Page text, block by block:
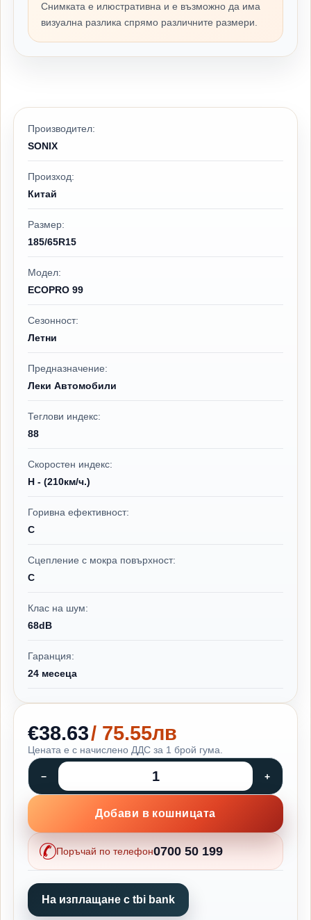
Снимката е илюстративна и е възможно да има
визуална разлика спрямо различните размери.
Производител:
SONIX
Произход:
Китай
Размер:
185/65R15
Модел:
ECOPRO 99
Сезонност:
Летни
Предназначение:
Леки Автомобили
Теглови индекс:
88
Скоростен индекс:
H - (210км/ч.)
Горивна ефективност:
C
Сцепление с мокра повърхност:
C
Клас на шум:
68dB
Гаранция:
24 месеца
€38.63/ 75.55лв
Цената е с начислено ДДС за 1 брой гума.
Добави в кошницата
Поръчай по телефон0700 50 199
На изплащане с tbi bank